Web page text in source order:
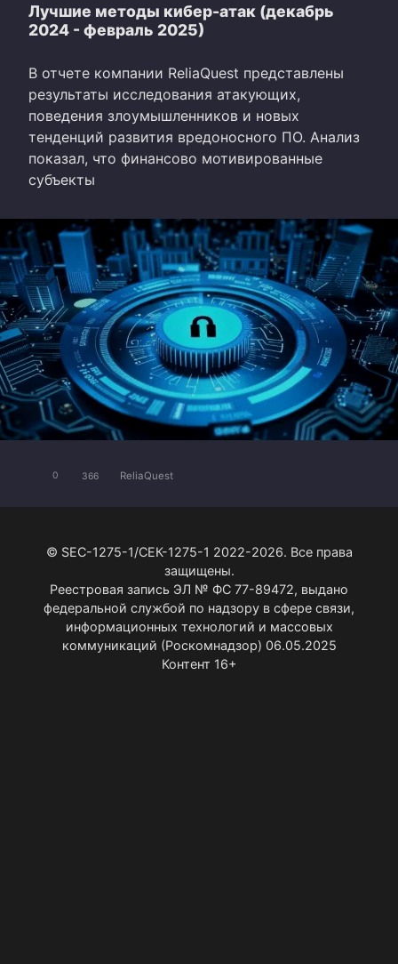
Лучшие методы кибер-атак (декабрь
2024 - февраль 2025)
В отчете компании ReliaQuest представлены
результаты исследования атакующих,
поведения злоумышленников и новых
тенденций развития вредоносного ПО. Анализ
показал, что финансово мотивированные
субъекты
0 366 ReliaQuest
© SEC-1275-1/СЕК-1275-1 2022-2026. Все права
защищены.
Реестровая запись ЭЛ № ФС 77-89472, выдано
федеральной службой по надзору в сфере связи,
информационных технологий и массовых
коммуникаций (Роскомнадзор) 06.05.2025
Контент 16+